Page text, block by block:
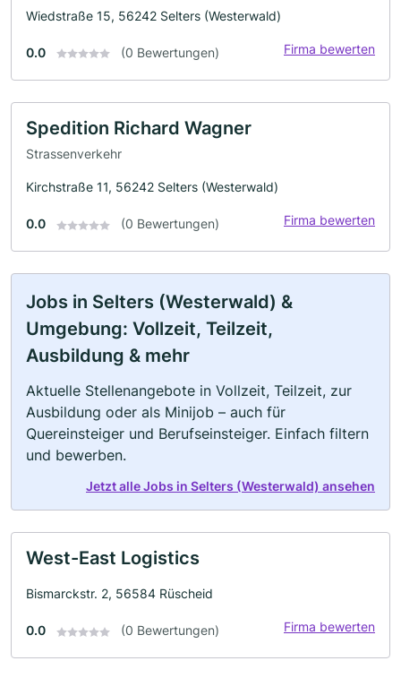
Wiedstraße 15, 56242 Selters (Westerwald)
0.0 (0 Bewertungen) Firma bewerten
Spedition Richard Wagner
Strassenverkehr
Kirchstraße 11, 56242 Selters (Westerwald)
0.0 (0 Bewertungen) Firma bewerten
Jobs in Selters (Westerwald) &
Umgebung: Vollzeit, Teilzeit,
Ausbildung & mehr
Aktuelle Stellenangebote in Vollzeit, Teilzeit, zur
Ausbildung oder als Minijob – auch für
Quereinsteiger und Berufseinsteiger. Einfach filtern
und bewerben.
Jetzt alle Jobs in Selters (Westerwald) ansehen
West-East Logistics
Bismarckstr. 2, 56584 Rüscheid
0.0 (0 Bewertungen) Firma bewerten